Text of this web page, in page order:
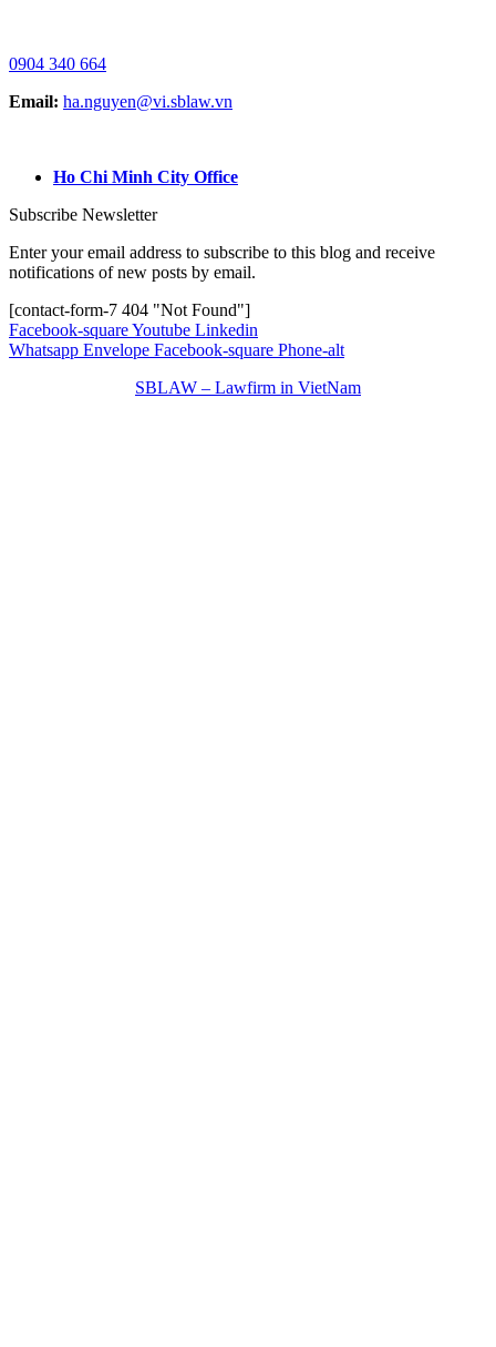
0904 340 664
Email: ha.nguyen@vi.sblaw.vn
Ho Chi Minh City Office
Subscribe Newsletter
Enter your email address to subscribe to this blog and receive
notifications of new posts by email.
[contact-form-7 404 "Not Found"]
Facebook-squareYoutube Linkedin
Whatsapp Envelope Facebook-square Phone-alt
SBLAW – Lawfirm in VietNam